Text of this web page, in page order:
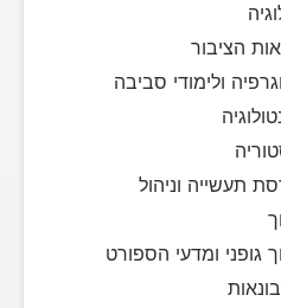
הציבור
ולימודי סביבה
תעשייה וניהול
גופני ומדעי הספורט